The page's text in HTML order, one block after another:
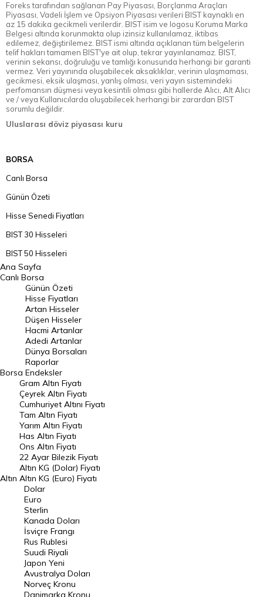
Foreks tarafından sağlanan Pay Piyasası, Borçlanma Araçları
Piyasası, Vadeli İşlem ve Opsiyon Piyasası verileri BIST kaynaklı en
az 15 dakika gecikmeli verilerdir. BIST isim ve logosu Koruma Marka
Belgesi altında korunmakta olup izinsiz kullanılamaz, iktibas
edilemez, değiştirilemez. BIST ismi altında açıklanan tüm belgelerin
telif hakları tamamen BIST'ye ait olup, tekrar yayınlanamaz. BIST,
verinin sekansı, doğruluğu ve tamlığı konusunda herhangi bir garanti
vermez. Veri yayınında oluşabilecek aksaklıklar, verinin ulaşmaması,
gecikmesi, eksik ulaşması, yanlış olması, veri yayın sistemindeki
perfomansın düşmesi veya kesintili olması gibi hallerde Alıcı, Alt Alıcı
ve / veya Kullanıcılarda oluşabilecek herhangi bir zarardan BIST
sorumlu değildir.
Uluslarası döviz piyasası kuru
BORSA
Canlı Borsa
Günün Özeti
Hisse Senedi Fiyatları
BIST 30 Hisseleri
BIST 50 Hisseleri
BIST 100 Hisseleri
En Çok Artan Hisseler
En Çok Düşen Hisseler
Hacmi Artanlar
Geçmiş Kapanışlar
Dünya Borsaları
Raporlar
Endeksler
DÖVİZ
Döviz Kuru
Dolar Kuru
Euro Kuru
Pound Kuru
Frank Kuru
Riyal Kuru
Avustralya Doları
Danimarka Kronu Kuru
Ana Sayfa
Canlı Borsa
Borsa
Günün Özeti
Hisse Fiyatları
Artan Hisseler
Düşen Hisseler
Hacmi Artanlar
Adedi Artanlar
Dünya Borsaları
Raporlar
Endeksler
Altın
Gram Altın Fiyatı
Çeyrek Altın Fiyatı
Cumhuriyet Altını Fiyatı
Tam Altın Fiyatı
Yarım Altın Fiyatı
Has Altın Fiyatı
Ons Altın Fiyatı
22 Ayar Bilezik Fiyatı
Altın KG (Dolar) Fiyatı
Altın KG (Euro) Fiyatı
Dolar
Euro
Sterlin
Kanada Doları
İsviçre Frangı
Rus Rublesi
Suudi Riyali
Japon Yeni
Avustralya Doları
Norveç Kronu
Danimarka Kronu